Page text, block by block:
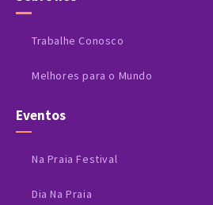
Trabalhe Conosco
Melhores para o Mundo
Eventos
Na Praia Festival
Dia Na Praia